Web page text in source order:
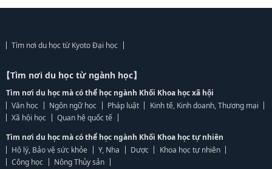
Tìm nơi du học từ Kyoto Đại học
【Tìm nơi du học từ ngành học】
Tìm nơi du học mà có thể học ngành Khối Khoa học xã hội
Văn học
Ngôn ngữ học Pháp luật
Kinh tế, Kinh doanh, Thương mại
Xã hội học
Quan hệ quốc tế
Tìm nơi du học mà có thể học ngành Khối Khoa học tự nhiên
Hộ lý, Bảo vệ sức khỏe
Y, Nha Dược
Khoa học tự nhiên
Công học
Nông Thủy sản